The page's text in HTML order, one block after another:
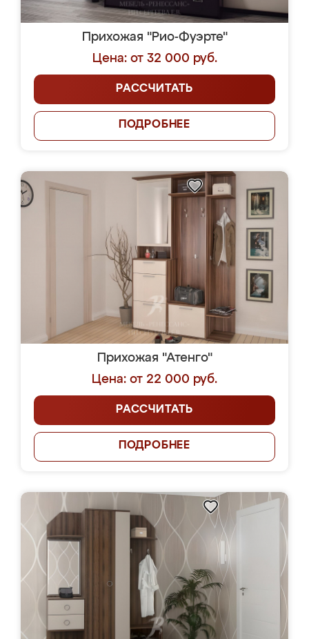
Прихожая "Рио-Фуэрте"
Цена: от 32 000 руб.
РАССЧИТАТЬ
ПОДРОБНЕЕ
Прихожая "Атенго"
Цена: от 22 000 руб.
РАССЧИТАТЬ
ПОДРОБНЕЕ